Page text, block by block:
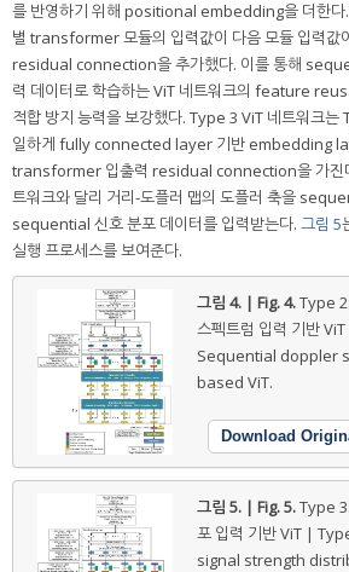
를 반영하기 위해 positional embedding을 더한다
별 transformer 모듈의 입력값이 다음 모듈 입력값
residual connection을 추가했다. 이를 통해
력 데이터로 학습하는 ViT 네트워크의 feature
적합 방지 능력을 보강했다. Type 3 ViT 네트워크는
일하게 fully connected layer 기반 embedding
transformer 입출력 residual connection을 가진
트워크와 달리 거리-도플러 맵의 도플러 축을
sequential 신호 분포 데이터를 입력받는다. 그림 5
실행 프로세스를 보여준다.
그림 4. | Fig. 4.Type
스펙트럼 입력 기반
Sequential doppler
based ViT.
Download
그림 5. | Fig. 5.Type
포 입력 기반 ViT |
signal strength